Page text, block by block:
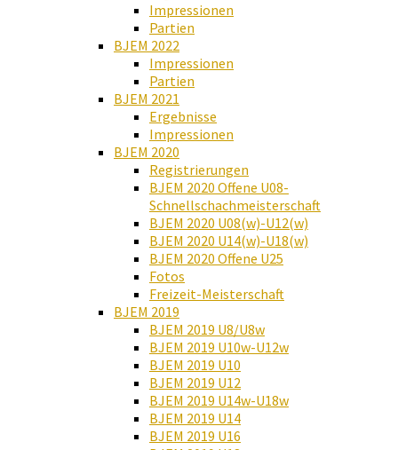
Impressionen
Partien
BJEM 2022
Impressionen
Partien
BJEM 2021
Ergebnisse
Impressionen
BJEM 2020
Registrierungen
BJEM 2020 Offene U08-
Schnellschachmeisterschaft
BJEM 2020 U08(w)-U12(w)
BJEM 2020 U14(w)-U18(w)
BJEM 2020 Offene U25
Fotos
Freizeit-Meisterschaft
BJEM 2019
BJEM 2019 U8/U8w
BJEM 2019 U10w-U12w
BJEM 2019 U10
BJEM 2019 U12
BJEM 2019 U14w-U18w
BJEM 2019 U14
BJEM 2019 U16